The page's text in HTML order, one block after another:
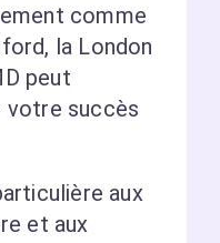
comme
la London
peut
votre succès
aux
et aux